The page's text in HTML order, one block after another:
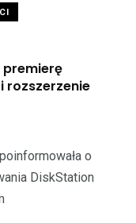
premierę
rozszerzenie
o
DiskStation